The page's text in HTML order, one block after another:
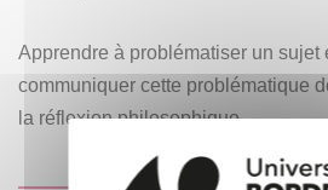
Apprendre à problématiser un sujet
communiquer cette problématique
la réflexion philosophique.